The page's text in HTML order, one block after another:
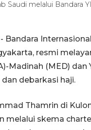
Saudi melalui Bandara
Bandara
resmi
Madinah (MED) dan
debarkasi haji.
Thamrin di
melalui skema